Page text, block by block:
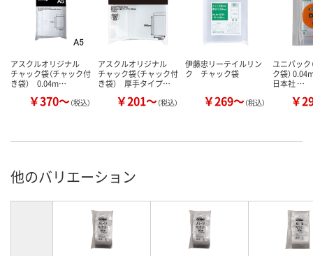
アスクルオリジナル
チャック袋（チャック付
き袋） 0.04m…
￥370～（税込）
アスクルオリジナル
チャック袋（チャック付
き袋） 厚手タイプ…
￥201～（税込）
伊藤忠リーテイルリン
ク チャック袋
￥269～（税込）
ユニパック
ク袋）
日本社 …
￥
他のバリエーション